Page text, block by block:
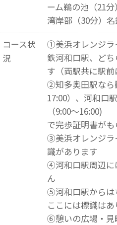
ーム鵜の池（21
湾岸部（30分）
コース状
況
①美浜オレンジラ
鉄河和口駅、ど
す（両駅共に駅前
②知多奥田駅なら
17:00）、河和口
（9:00～16:00)
で完歩証明書が
③美浜オレンジラ
識があります
④河和口駅周辺に
ん
⑤河和口駅からは
ここには標識は
⑥憩いの広場・見